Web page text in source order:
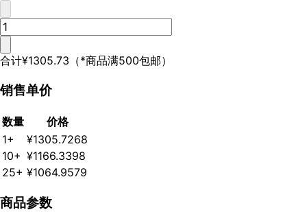
合计¥1305.73 （*商品满500包邮）
销售单价
数量
价格
1+
¥1305.7268
10+ ¥1166.3398
25+ ¥1064.9579
商品参数